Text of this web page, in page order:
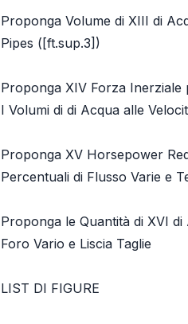
Proponga Volume di XIII di
Pipes ([ft.sup.3])
Proponga XIV Forza
I Volumi di di Acqua alle
Proponga XV Horsepower
Percentuali di Flusso Varie e
Proponga le Quantità di XVI
Foro Vario e Liscia Taglie
LIST DI FIGURE